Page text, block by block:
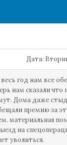
Дата:
год нам все
нам сказали
Дома даже
премию за
материальная
на
уволиться.